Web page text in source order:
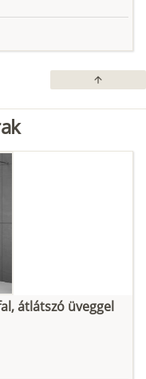
arrow_upward
átlátszó üveggel